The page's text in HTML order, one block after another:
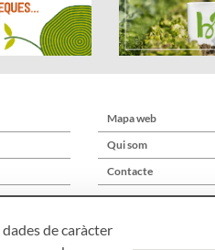
Mapa web
Qui som
Contacte
de caràcter